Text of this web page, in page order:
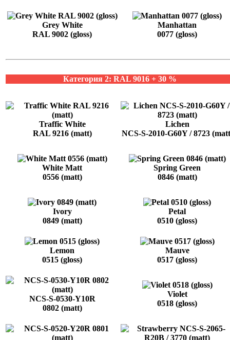
Grey White
RAL 9002 (gloss)
Manhattan
0077 (gloss)
Категория 2: RAL 9016 + 30 %
Traffic White
RAL 9216 (matt)
Lichen
NCS-S-2010-G60Y / 8723
White Matt
0556 (matt)
Spring Green
0846 (matt)
Ivory
0849 (matt)
Petal
0510 (gloss)
Lemon
0515 (gloss)
Mauve
0517 (gloss)
NCS-S-0530-Y10R
0802 (matt)
Violet
0518 (gloss)